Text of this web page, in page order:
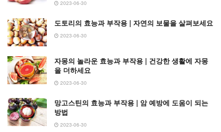
2023-06-30
도토리의 효능과 부작용 | 자연의 보물을 살펴보세요
2023-06-30
자몽의 놀라운 효능과 부작용 | 건강한 생활에 자몽
을 더하세요
2023-06-30
망고스틴의 효능과 부작용 | 암 예방에 도움이 되는
방법
2023-06-30